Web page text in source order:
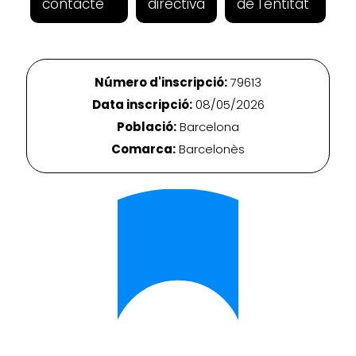
contacte
directiva
de l'entitat
Número d'inscripció:79613
Data inscripció:08/05/2026
Població:Barcelona
Comarca:Barcelonès